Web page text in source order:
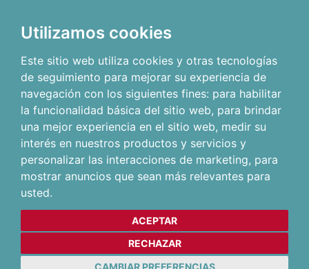
Utilizamos cookies
Este sitio web utiliza cookies y otras tecnologías
de seguimiento para mejorar su experiencia de
navegación con los siguientes fines: para habilitar
la funcionalidad básica del sitio web, para brindar
una mejor experiencia en el sitio web, medir su
interés en nuestros productos y servicios y
personalizar las interacciones de marketing, para
mostrar anuncios que sean más relevantes para
usted.
ACEPTAR
RECHAZAR
CAMBIAR PREFERENCIAS